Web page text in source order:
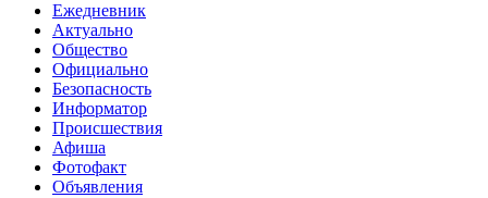
Ежедневник
Актуально
Общество
Официально
Безопасность
Информатор
Происшествия
Афиша
Фотофакт
Объявления